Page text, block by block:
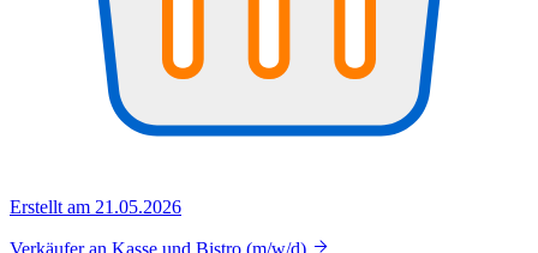
Erstellt am 21.05.2026